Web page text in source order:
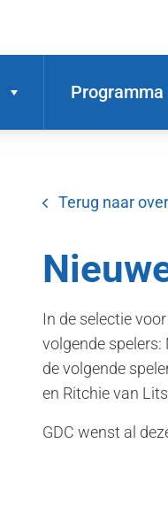
Programma
Terug naar
In de selectie
volgende
de volgende
en Ritchie van
GDC wenst al